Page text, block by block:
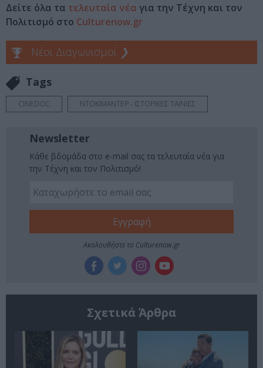
Δείτε όλα τα τελευταία νέα για την Τέχνη και τον
Πολιτισμό στο Culturenow.gr
Νέοι Διαγωνισμοί ❯
Tags
CINEDOC ΝΤΟΚΙΜΑΝΤΕΡ - ΙΣΤΟΡΙΚΕΣ ΤΑΙΝΙΕΣ
Newsletter
Κάθε βδομάδα στο e-mail σας τα τελευταία νέα για
την Τέχνη και τον Πολιτισμό!
Ακολουθήστε το Culturenow.gr
Σχετικά Άρθρα